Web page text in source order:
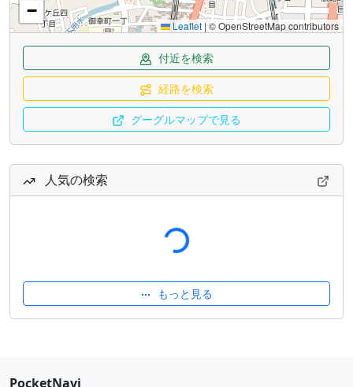
−
Leaflet |© OpenStreetMap contributors
付近を検索
経路を検索
グーグルマップで見る
人気の検索
読み込み中...
もっと見る
PocketNavi